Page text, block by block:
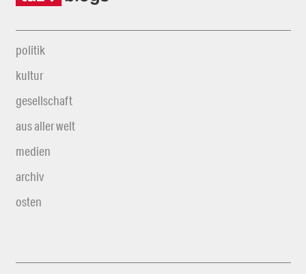
politik
kultur
gesellschaft
aus aller welt
medien
archiv
osten